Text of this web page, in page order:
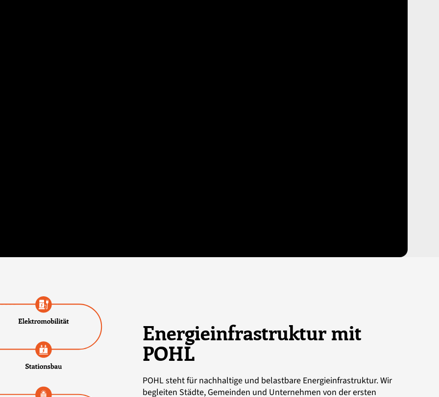
Energieinfrastruktur mit
POHL
POHL steht für nachhaltige und belastbare Energieinfrastruktur. Wir
begleiten Städte, Gemeinden und Unternehmen von der ersten